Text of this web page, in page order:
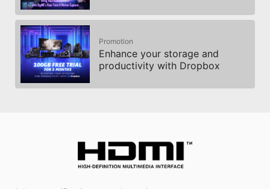
Promotion
Enhance your storage and
productivity with Dropbox